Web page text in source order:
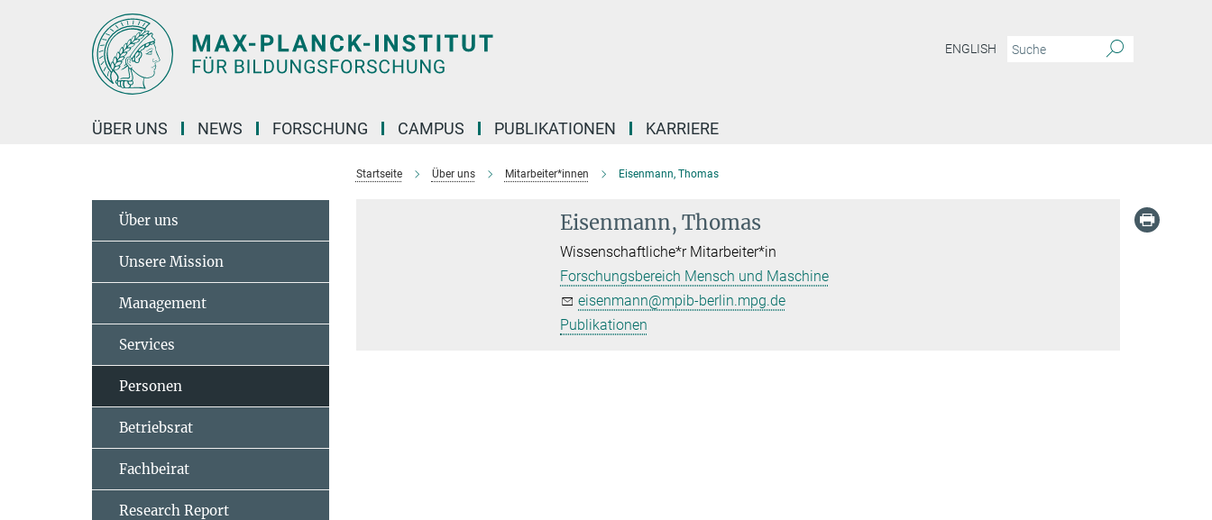
ENGLISH
ÜBER UNS NEWS FORSCHUNG CAMPUS PUBLIKATIONEN KARRIERE
Startseite Über uns Mitarbeiter*innen Eisenmann, Thomas
Eisenmann, Thomas
Wissenschaftliche*r Mitarbeiter*in
Forschungsbereich Mensch und Maschine
eisenmann@mpib-berlin.mpg.de
Publikationen
Über uns
Unsere Mission
Management
Services
Personen
Betriebsrat
Fachbeirat
Research Report